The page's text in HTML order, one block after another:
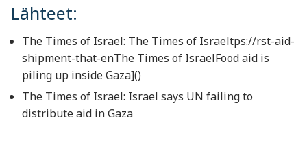
Lähteet:
The Times of Israel: The Times of Israeltps://rst-aid-
shipment-that-en​The Times of IsraelFood aid is
piling up inside Gaza]()
The Times of Israel: Israel says UN failing to
distribute aid in Gaza